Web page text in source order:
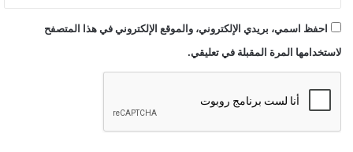
احفظ اسمي، بريدي الإلكتروني، والموقع الإلكتروني في هذا المتصفح
لاستخدامها المرة المقبلة في تعليقي.